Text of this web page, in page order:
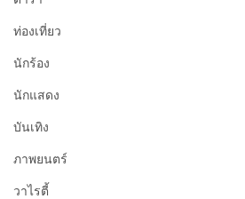
ท่องเที่ยว
นักร้อง
นักแสดง
บันเทิง
ภาพยนตร์
วาไรตี้